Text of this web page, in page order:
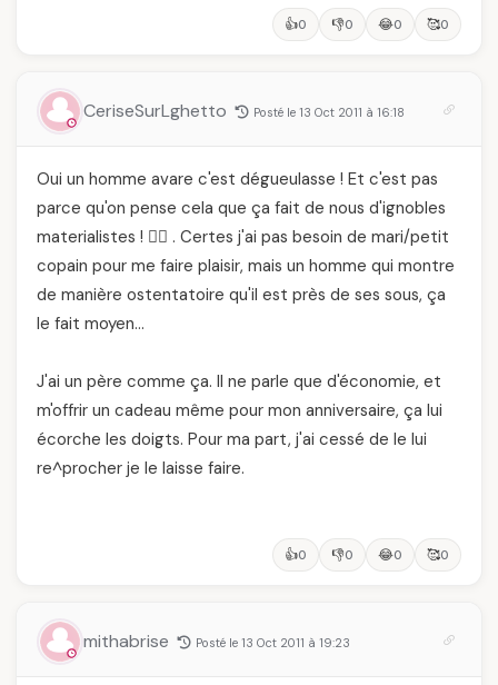
👍0 👎0 😂0 🥰0
CeriseSurLghetto Posté le 13 Oct 2011 à 16:18
Oui un homme avare c'est dégueulasse ! Et c'est pas
parce qu'on pense cela que ça fait de nous d'ignobles
materialistes ! 🙅‍♂️ . Certes j'ai pas besoin de mari/petit
copain pour me faire plaisir, mais un homme qui montre
de manière ostentatoire qu'il est près de ses sous, ça
le fait moyen…
J'ai un père comme ça. Il ne parle que d'économie, et
m'offrir un cadeau même pour mon anniversaire, ça lui
écorche les doigts. Pour ma part, j'ai cessé de le lui
re^procher je le laisse faire.
👍0 👎0 😂0 🥰0
mithabrise Posté le 13 Oct 2011 à 19:23